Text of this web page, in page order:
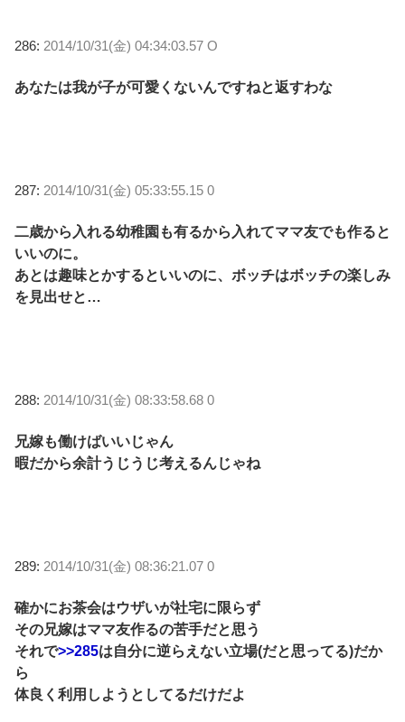
286: 2014/10/31(金) 04:34:03.57 O
あなたは我が子が可愛くないんですねと返すわな
287: 2014/10/31(金) 05:33:55.15 0
二歳から入れる幼稚園も有るから入れてママ友でも作ると
いいのに。
あとは趣味とかするといいのに、ボッチはボッチの楽しみ
を見出せと…
288: 2014/10/31(金) 08:33:58.68 0
兄嫁も働けばいいじゃん
暇だから余計うじうじ考えるんじゃね
289: 2014/10/31(金) 08:36:21.07 0
確かにお茶会はウザいが社宅に限らず
その兄嫁はママ友作るの苦手だと思う
それで>>285は自分に逆らえない立場(だと思ってる)だか
ら
体良く利用しようとしてるだけだよ